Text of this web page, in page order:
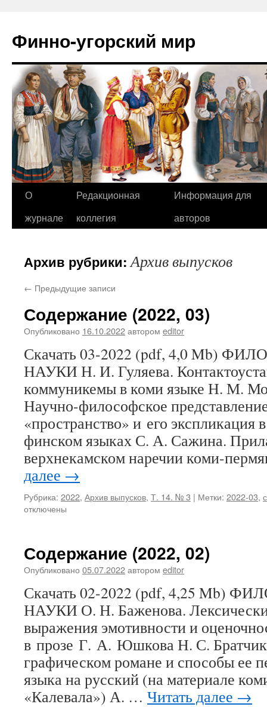
Финно-угорский мир
Перейти
О
журнале
Редакционная
коллегия
Информация для
авторов
Архив рубрики:Архив выпусков
← Предыдущие записи
Содержание (2022, 03)
Опубликовано 16.10.2022автором editor
Скачать 03-2022 (pdf, 4,0 Mb)
НАУКИ Н. И. Гуляева.
коммуникемы в коми языке Н. М.
Научно-философское
«пространство» и его экспликация
финском языках С. А. Сажина.
верхнекамском наречии коми-
далее →
Рубрика: 2022, Архив выпусков, Т. 14. № 3 | Метки: 2022-03,
отключены
Содержание (2022, 02)
Опубликовано 05.07.2022автором editor
Скачать 02-2022 (pdf, 4,25 Mb)
НАУКИ О. Н. Баженова.
выражения эмотивности и
в прозе Г. А. Юшкова Н. С.
графическом романе и способы ее
языка на русский (на материале
«Калевала») А. … Читать далее →